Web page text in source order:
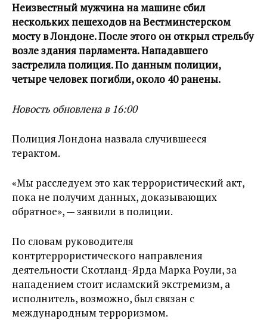
Неизвестный мужчина на машине сбил
нескольких пешеходов на Вестминстерском
мосту в Лондоне. После этого он открыл стрельбу
возле здания парламента. Нападавшего
застрелила полиция. По данным полиции,
четыре человек погибли, около 40 ранены.
Новость обновлена в 16:00
Полиция Лондона назвала случившееся
терактом.
«Мы расследуем это как террористический акт,
пока не получим данных, доказывающих
обратное», — заявили в полиции.
По словам руководителя
контртеррористического направления
деятельности Скотланд-Ярда Марка Роули, за
нападением стоит исламский экстремизм, а
исполнитель, возможно, был связан с
международным терроризмом.